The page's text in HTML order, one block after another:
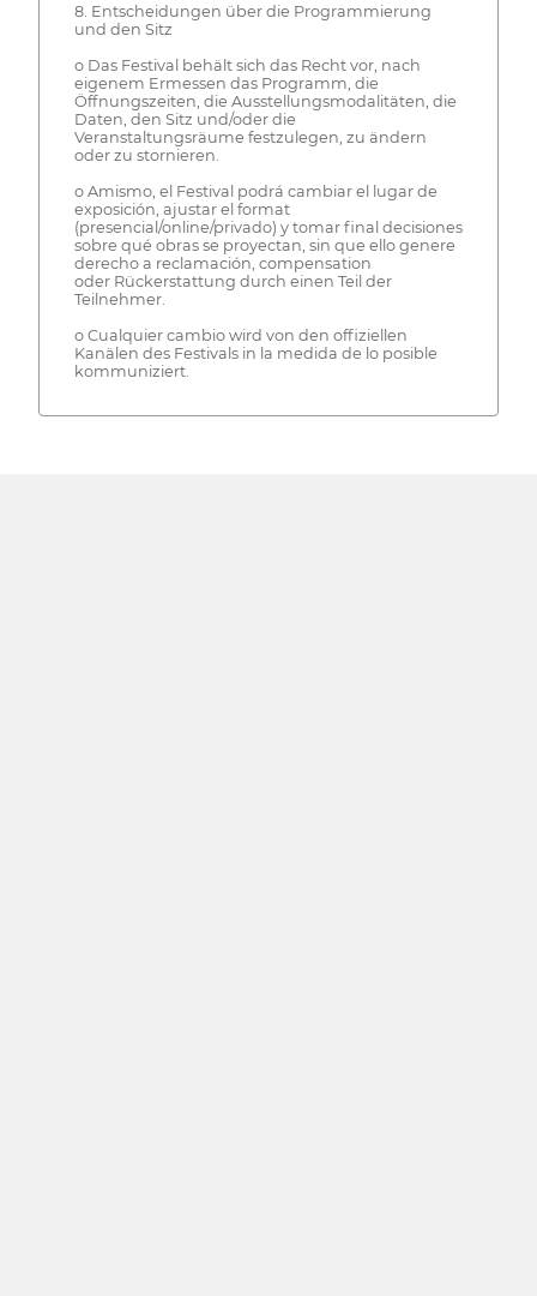
8. Entscheidungen über die Programmierung
und den Sitz
o Das Festival behält sich das Recht vor, nach
eigenem Ermessen das Programm, die
Öffnungszeiten, die Ausstellungsmodalitäten, die
Daten, den Sitz und/oder die
Veranstaltungsräume festzulegen, zu ändern
oder zu stornieren.
o Amismo, el Festival podrá cambiar el lugar de
exposición, ajustar el format
(presencial/online/privado) y tomar final decisiones
sobre qué obras se proyectan, sin que ello genere
derecho a reclamación, compensation
oder Rückerstattung durch einen Teil der
Teilnehmer.
o Cualquier cambio wird von den offiziellen
Kanälen des Festivals in la medida de lo posible
kommuniziert.